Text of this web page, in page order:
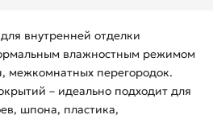
внутренней отделки
влажностным режимом
межкомнатных перегородок.
– идеально подходит для
шпона, пластика,